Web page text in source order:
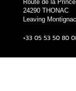
Route de la
24290 THONAC
Leaving
+33 05 53 50 80